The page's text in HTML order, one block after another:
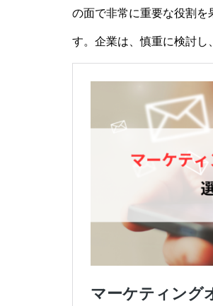
の面で非常に重要な役割を
す。企業は、慎重に検討し